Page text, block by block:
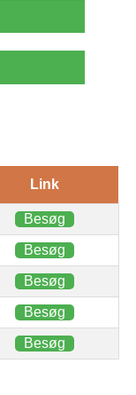
Link
Besøg
Besøg
Besøg
Besøg
Besøg